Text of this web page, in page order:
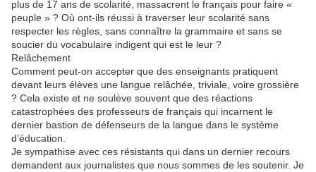
plus de 17 ans de scolarité, massacrent le français pour faire «
peuple » ? Où ont-ils réussi à traverser leur scolarité sans
respecter les règles, sans connaître la grammaire et sans se
soucier du vocabulaire indigent qui est le leur ?
Relâchement
Comment peut-on accepter que des enseignants pratiquent
devant leurs élèves une langue relâchée, triviale, voire grossière
? Cela existe et ne soulève souvent que des réactions
catastrophées des professeurs de français qui incarnent le
dernier bastion de défenseurs de la langue dans le système
d’éducation.
Je sympathise avec ces résistants qui dans un dernier recours
demandent aux journalistes que nous sommes de les soutenir. Je